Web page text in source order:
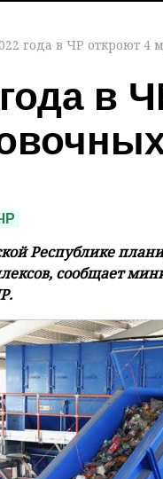
года в ЧР откроют 4
в
Республике
сообщает